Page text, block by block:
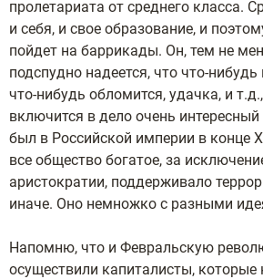
пролетариата от среднего класса.
и себя, и свое образование, и
пойдет на баррикады. Он, тем не
подспудно надеется, что что-
что-нибудь обломится, удачка, и
включится в дело очень
был в Российской империи в конце
все общество богатое, за
аристократии, поддерживало
иначе. Оно немножко с разными
Напомню, что и Февральскую
осуществили капиталисты, которые